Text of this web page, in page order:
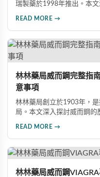
瑞製藥於1998年推出。本
READ MORE →
林林藥局威而鋼完整指
意事項
林林藥局創立於1903年，
局。本文深入探討威而鋼的
READ MORE →
林林藥局威而鋼